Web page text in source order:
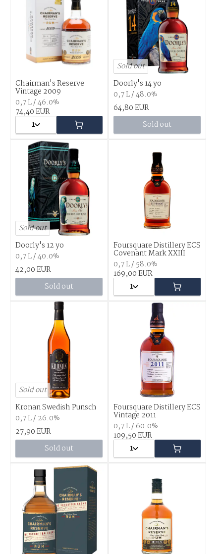
Chairman's Reserve
Vintage 2009
0,7 L / 46.0%
74,40 EUR
1
Sold out
Doorly's 14 yo
0,7 L / 48.0%
64,80 EUR
Sold out
Sold out
Doorly's 12 yo
0,7 L / 40.0%
42,00 EUR
Sold out
Foursquare Distillery ECS
Covenant Mark XXIII
0,7 L / 58.0%
169,00 EUR
1
Sold out
Kronan Swedish Punsch
0,7 L / 26.0%
27,90 EUR
Sold out
Foursquare Distillery ECS
Vintage 2011
0,7 L / 60.0%
109,50 EUR
1